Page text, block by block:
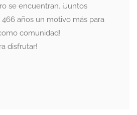
se encuentran. ¡Juntos
años un motivo más para
comunidad!
disfrutar!